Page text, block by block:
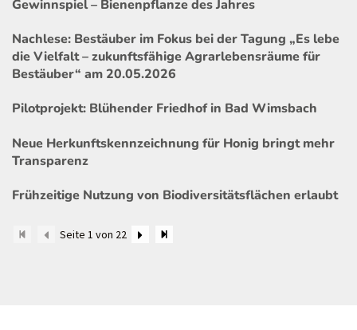
Gewinnspiel – Bienenpflanze des Jahres
Nachlese: Bestäuber im Fokus bei der Tagung „Es lebe
die Vielfalt – zukunftsfähige Agrarlebensräume für
Bestäuber“ am 20.05.2026
Pilotprojekt: Blühender Friedhof in Bad Wimsbach
Neue Herkunftskennzeichnung für Honig bringt mehr
Transparenz
Frühzeitige Nutzung von Biodiversitätsflächen erlaubt
Seite 1 von 22